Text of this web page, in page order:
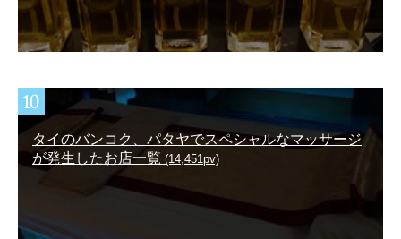
タイのバンコク、パタヤでスペシャルなマッサージ
が発生したお店一覧 (14,451pv)